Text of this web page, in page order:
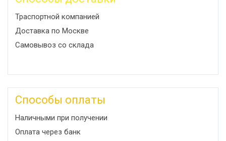
Траспортной компанией
Доставка по Москве
Самовывоз со склада
Способы оплаты
Наличными при получении
Оплата через банк